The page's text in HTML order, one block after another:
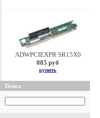
ADWPCIEXPR SR15X0
885 руб
купить
Поиск